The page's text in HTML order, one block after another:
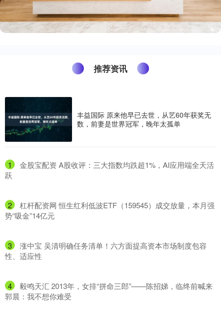
推荐资讯
丰益国际 原来他早已去世，从艺60年获奖无
数，前妻是世界冠军，晚年太孤单
1
​金股宝配资 A股收评：三大指数均跌超1%，AI应用端全天活
跃
2
​杠杆配资网 恒生红利低波ETF（159545）成交放量，本月强
势“吸金”14亿元
3
​涨中宝 吴清明确任务清单！六方面提高资本市场制度包容
性、适应性
4
​毅鸣天汇 2013年，女排“拼命三郎”——陈招娣，临终前喊来
郭晨：我不想你难受